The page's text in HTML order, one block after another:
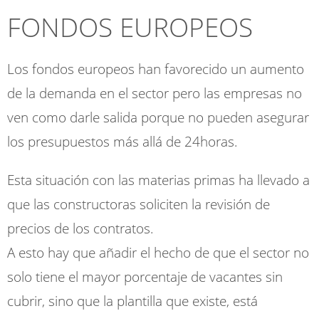
FONDOS EUROPEOS
Los fondos europeos han favorecido un aumento
de la demanda en el sector pero las empresas no
ven como darle salida porque no pueden asegurar
los presupuestos más allá de 24horas.
Esta situación con las materias primas ha llevado a
que las constructoras soliciten la revisión de
precios de los contratos.
A esto hay que añadir el hecho de que el sector no
solo tiene el mayor porcentaje de vacantes sin
cubrir, sino que la plantilla que existe, está